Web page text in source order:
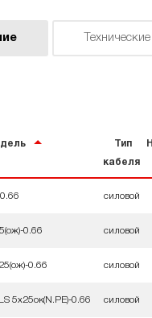
Тип
кабеля
силовой
0.66 силовой
0.66 силовой
5х25ок(N.PE)-0.66 силовой